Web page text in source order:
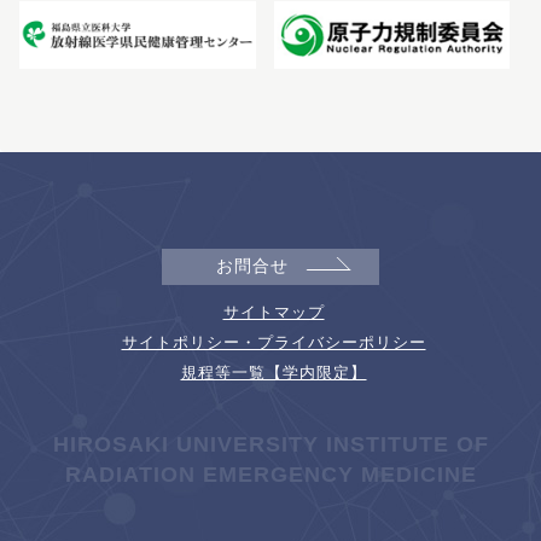
お問合せ
サイトマップ
サイトポリシー・プライバシーポリシー
規程等一覧【学内限定】
HIROSAKI UNIVERSITY INSTITUTE OF
RADIATION EMERGENCY MEDICINE